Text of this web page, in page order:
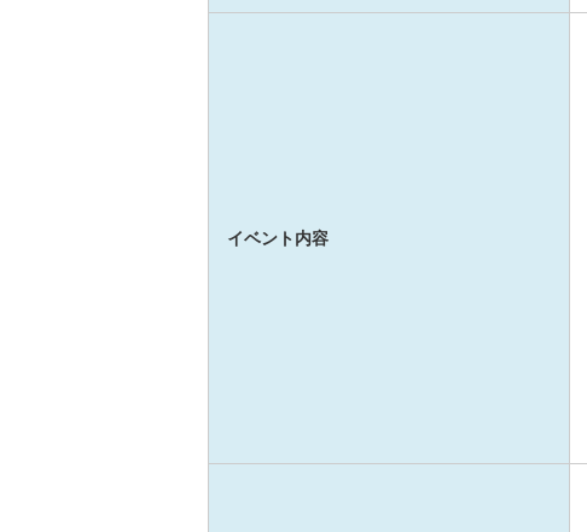
イベント内容